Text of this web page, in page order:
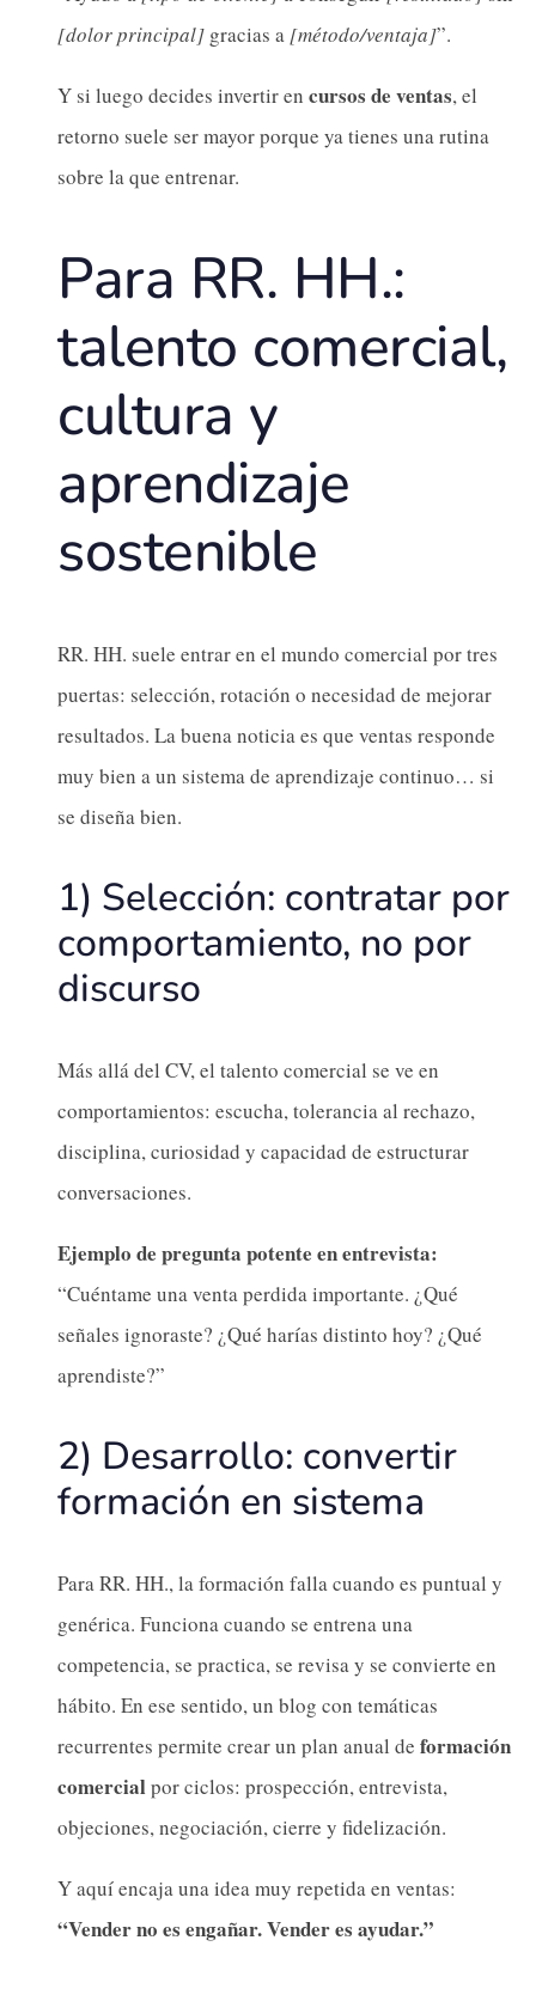
[dolor principal] gracias a [método/ventaja]”.
Y si luego decides invertir en cursos de ventas, el
retorno suele ser mayor porque ya tienes una rutina
sobre la que entrenar.
Para RR. HH.:
talento comercial,
cultura y
aprendizaje
sostenible
RR. HH. suele entrar en el mundo comercial por tres
puertas: selección, rotación o necesidad de mejorar
resultados. La buena noticia es que ventas responde
muy bien a un sistema de aprendizaje continuo… si
se diseña bien.
1) Selección: contratar por
comportamiento, no por
discurso
Más allá del CV, el talento comercial se ve en
comportamientos: escucha, tolerancia al rechazo,
disciplina, curiosidad y capacidad de estructurar
conversaciones.
Ejemplo de pregunta potente en entrevista:
“Cuéntame una venta perdida importante. ¿Qué
señales ignoraste? ¿Qué harías distinto hoy? ¿Qué
aprendiste?”
2) Desarrollo: convertir
formación en sistema
Para RR. HH., la formación falla cuando es puntual y
genérica. Funciona cuando se entrena una
competencia, se practica, se revisa y se convierte en
hábito. En ese sentido, un blog con temáticas
recurrentes permite crear un plan anual de formación
comercialpor ciclos: prospección, entrevista,
objeciones, negociación, cierre y fidelización.
Y aquí encaja una idea muy repetida en ventas:
“Vender no es engañar. Vender es ayudar.”